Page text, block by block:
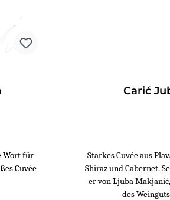
weshalb auf
auf Anhieb
Halbfester
Wort für
Cuvée
Carić
Starkes Cuvée aus
Shiraz und Cabernet.
er von Ljuba
des